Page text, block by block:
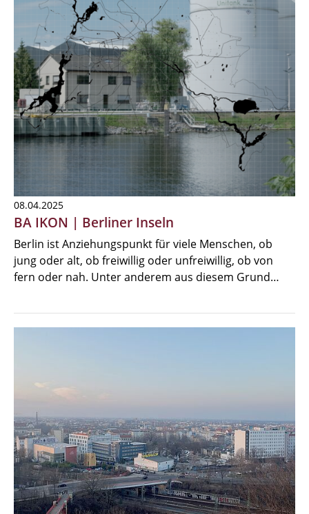
08.04.2025
BA IKON | Berliner Inseln
Berlin ist Anziehungspunkt für viele Menschen, ob
jung oder alt, ob freiwillig oder unfreiwillig, ob von
fern oder nah. Unter anderem aus diesem Grund…